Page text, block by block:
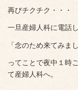
再びチクチク・・・
一旦産婦人科に電話し
「念のため来てみま
ってことで夜中１時
て産婦人科へ。